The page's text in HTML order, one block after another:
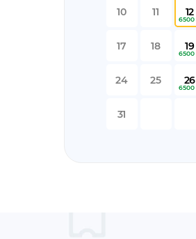
10 11 12
6500
17 18 19
6500
24 25 26
6500
31